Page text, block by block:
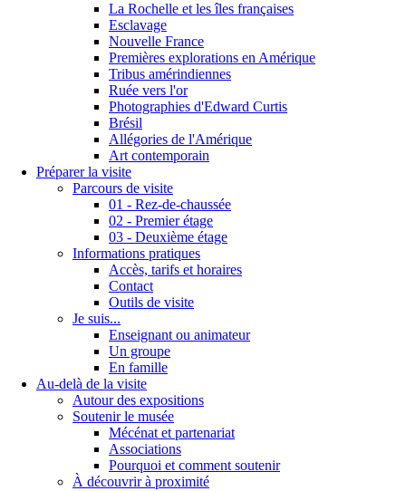
La Rochelle et les îles françaises
Esclavage
Nouvelle France
Premières explorations en Amérique
Tribus amérindiennes
Ruée vers l'or
Photographies d'Edward Curtis
Brésil
Allégories de l'Amérique
Art contemporain
Préparer la visite
Parcours de visite
01 - Rez-de-chaussée
02 - Premier étage
03 - Deuxième étage
Informations pratiques
Accès, tarifs et horaires
Contact
Outils de visite
Je suis...
Enseignant ou animateur
Un groupe
En famille
Au-delà de la visite
Autour des expositions
Soutenir le musée
Mécénat et partenariat
Associations
Pourquoi et comment soutenir
À découvrir à proximité